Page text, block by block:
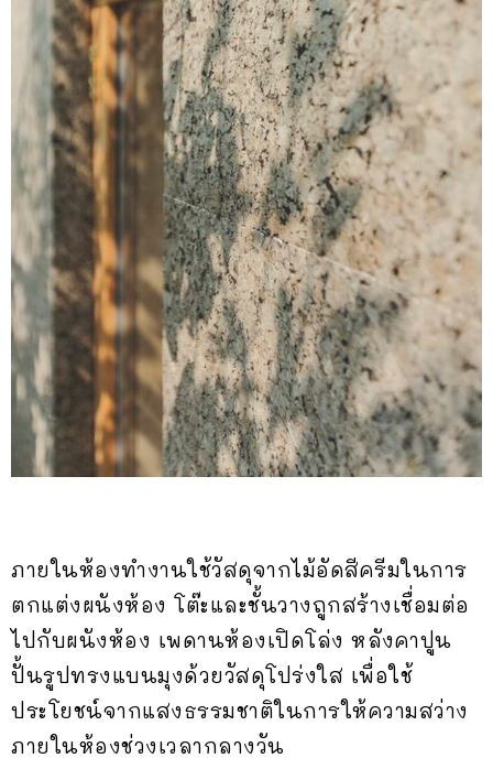
ภายในห้องทำงานใช้วัสดุจากไม้อัดสีครีมในการ
ตกแต่งผนังห้อง โต๊ะและชั้นวางถูกสร้างเชื่อมต่อ
ไปกับผนังห้อง เพดานห้องเปิดโล่ง หลังคาปูน
ปั้นรูปทรงแบนมุงด้วยวัสดุโปร่งใส เพื่อใช้
ประโยชน์จากแสงธรรมชาติในการให้ความสว่าง
ภายในห้องช่วงเวลากลางวัน